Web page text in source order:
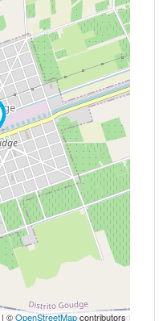
| ©OpenStreetMapcontributors